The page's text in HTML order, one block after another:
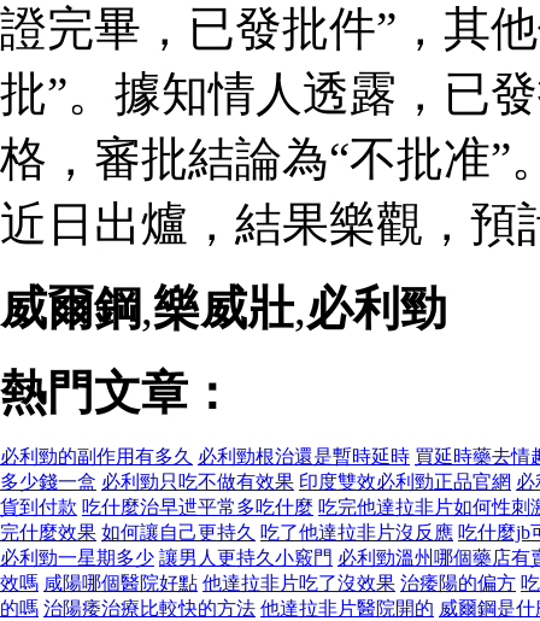
證完畢，已發批件”，其
批”。據知情人透露，已
格，審批結論為“不批准”
近日出爐，結果樂觀，預
威爾鋼,樂威壯,必利勁
熱門文章：
必利勁的副作用有多久 必利勁根治還是暫時延時 買延時藥去情
多少錢一盒 必利勁只吃不做有效果 印度雙效必利勁正品官網 必
貨到付款 吃什麼治早迣平常多吃什麼 吃完他達拉非片如何性刺
完什麼效果 如何讓自己更持久 吃了他達拉非片沒反應 吃什麼jb
必利勁一星期多少 讓男人更持久小竅門 必利勁溫州哪個藥店有
效嗎 咸陽哪個醫院好點 他達拉非片吃了沒效果 治痿陽的偏方
的嗎 治陽痿治療比較快的方法 他達拉非片醫院開的 威爾鋼是